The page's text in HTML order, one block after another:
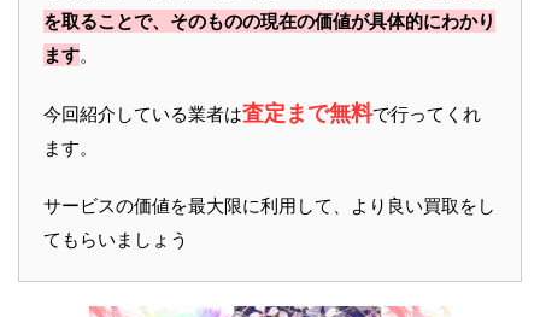
を取ることで、そのものの現在の価値が具体的にわかり
ます。
今回紹介している業者は査定まで無料で行ってくれ
ます。
サービスの価値を最大限に利用して、より良い買取をし
てもらいましょう